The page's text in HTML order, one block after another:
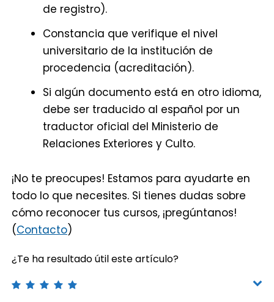
de registro).
Constancia que verifique el nivel
universitario de la institución de
procedencia (acreditación).
Si algún documento está en otro idioma,
debe ser traducido al español por un
traductor oficial del Ministerio de
Relaciones Exteriores y Culto.
¡No te preocupes! Estamos para ayudarte en
todo lo que necesites. Si tienes dudas sobre
cómo reconocer tus cursos, ¡pregúntanos!
(Contacto)
¿Te ha resultado útil este artículo?